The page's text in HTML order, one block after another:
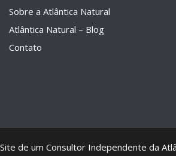
Sobre a Atlântica Natural
Atlântica Natural – Blog
Contato
Site de um Consultor Independente da